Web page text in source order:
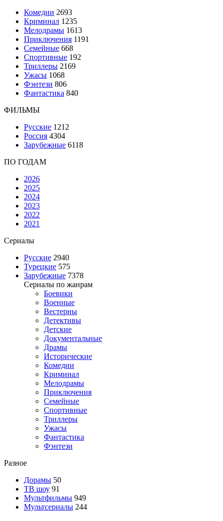
Комедии 2693
Криминал 1235
Мелодрамы 1613
Приключения 1191
Семейные 668
Спортивные 192
Триллеры 2169
Ужасы 1068
Фэнтези 806
Фантастика 840
ФИЛЬМЫ
Русские 1212
Россия 4304
Зарубежные 6118
ПО ГОДАМ
2026
2025
2024
2023
2022
2021
Сериалы
Русские 2940
Турецкие 575
Зарубежные 7378
Сериалы по жанрам
Боевики
Военные
Вестерны
Детективы
Детские
Документальные
Драмы
Исторические
Комедии
Криминал
Мелодрамы
Приключения
Семейные
Спортивные
Триллеры
Ужасы
Фантастика
Фэнтези
Разное
Дорамы 50
ТВ шоу 91
Мультфильмы 949
Мультсериалы 244